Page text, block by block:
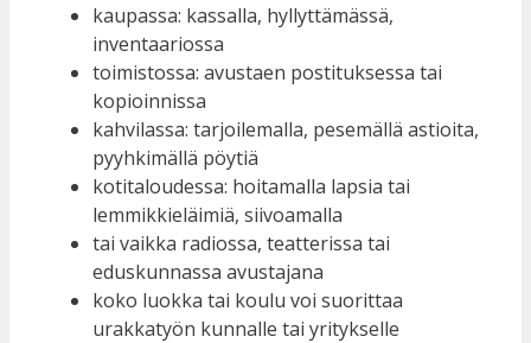
kaupassa: kassalla, hyllyttämässä,
inventaariossa
toimistossa: avustaen postituksessa tai
kopioinnissa
kahvilassa: tarjoilemalla, pesemällä astioita,
pyyhkimällä pöytiä
kotitaloudessa: hoitamalla lapsia tai
lemmikkieläimiä, siivoamalla
tai vaikka radiossa, teatterissa tai
eduskunnassa avustajana
koko luokka tai koulu voi suorittaa
urakkatyön kunnalle tai yritykselle